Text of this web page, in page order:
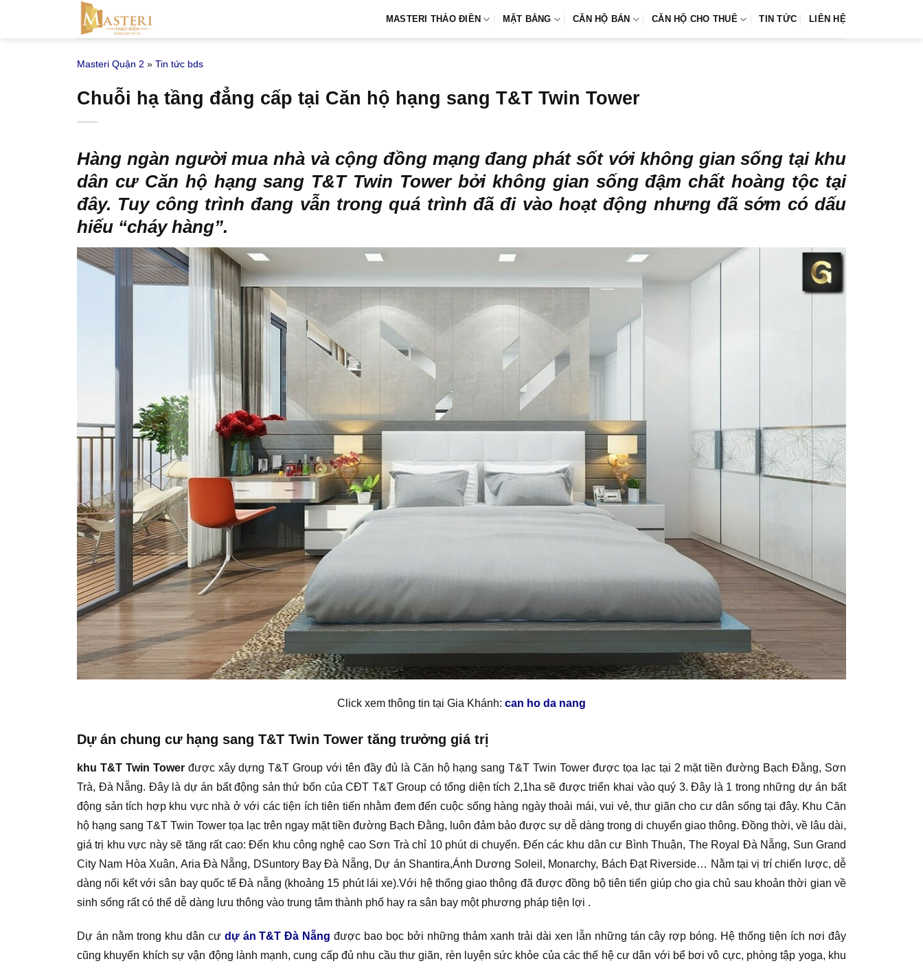
MASTERI THẢO ĐIỀN MẶT BẰNG CĂN HỘ BÁN CĂN HỘ CHO THUÊ TIN TỨC LIÊN HỆ
Masteri Quận 2 » Tin tức bds
Chuỗi hạ tầng đẳng cấp tại Căn hộ hạng sang T&T Twin Tower
Hàng ngàn người mua nhà và cộng đồng mạng đang phát sốt với không gian sống tại khu
dân cư Căn hộ hạng sang T&T Twin Tower bởi không gian sống đậm chất hoàng tộc tại
đây. Tuy công trình đang vẫn trong quá trình đã đi vào hoạt động nhưng đã sớm có dấu
hiếu “cháy hàng”.
Click xem thông tin tại Gia Khánh: can ho da nang
Dự án chung cư hạng sang T&T Twin Tower tăng trưởng giá trị
khu T&T Twin Towerđược xây dựng T&T Group với tên đầy đủ là Căn hộ hạng sang T&T Twin Tower được tọa lạc tại 2 mặt tiền đường Bạch Đằng, Sơn
Trà, Đà Nẵng. Đây là dự án bất động sản thứ bốn của CĐT T&T Group có tổng diện tích 2,1ha sẽ được triển khai vào quý 3. Đây là 1 trong những dự án bất
động sản tích hợp khu vực nhà ở với các tiện ích tiên tiến nhằm đem đến cuộc sống hàng ngày thoải mái, vui vẻ, thư giãn cho cư dân sống tại đây. Khu Căn
hộ hạng sang T&T Twin Tower tọa lạc trên ngay mặt tiền đường Bạch Đằng, luôn đảm bảo được sự dễ dàng trong di chuyển giao thông. Đồng thời, về lâu dài,
giá trị khu vực này sẽ tăng rất cao: Đến khu công nghệ cao Sơn Trà chỉ 10 phút di chuyển. Đến các khu dân cư Bình Thuận, The Royal Đà Nẵng, Sun Grand
City Nam Hòa Xuân, Aria Đà Nẵng, DSuntory Bay Đà Nẵng, Dự án Shantira,Ánh Dương Soleil, Monarchy, Bách Đạt Riverside… Nằm tại vị trí chiến lược, dễ
dàng nối kết với sân bay quốc tế Đà nẵng (khoảng 15 phút lái xe).Với hệ thống giao thông đã được đồng bộ tiên tiến giúp cho gia chủ sau khoản thời gian về
sinh sống rất có thể dễ dàng lưu thông vào trung tâm thành phố hay ra sân bay một phương pháp tiện lợi .
Dự án nằm trong khu dân cư dự án T&T Đà Nẵng được bao bọc bởi những thảm xanh trải dài xen lẫn những tán cây rợp bóng. Hệ thống tiện ích nơi đây
cũng khuyến khích sự vận động lành mạnh, cung cấp đủ nhu cầu thư giãn, rèn luyện sức khỏe của các thế hệ cư dân với bể bơi vô cực, phòng tập yoga, khu